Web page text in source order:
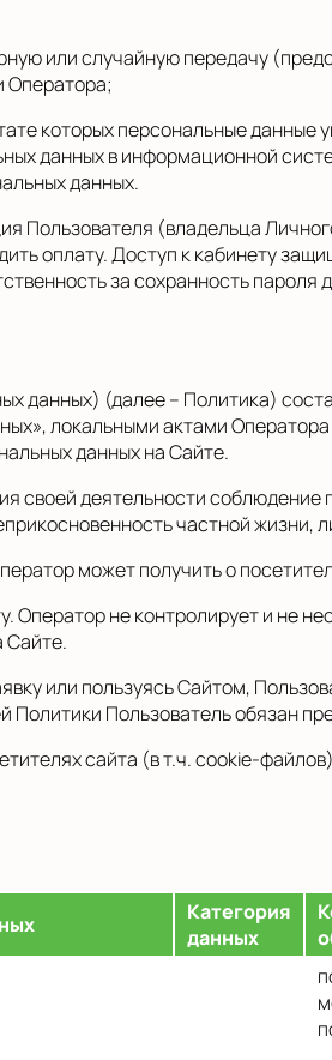
или случайную передачу
Оператора;
которых персональные данные
данных в информационной
данных.
Пользователя (владельца
оплату. Доступ к кабинету
за сохранность пароля
данных) (далее – Политика)
локальными актами
данных на Сайте.
деятельности соблюдение
частной жизни,
может получить о
не контролирует и не
Сайте.
или пользуясь Сайтом,
Пользователь обязан
сайта (в т.ч. cookie-
Категория
данных